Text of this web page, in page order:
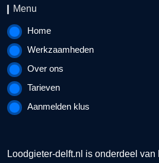
Menu
Home
Werkzaamheden
Over ons
Tarieven
Aanmelden klus
Loodgieter-delft.nl is onderdeel van